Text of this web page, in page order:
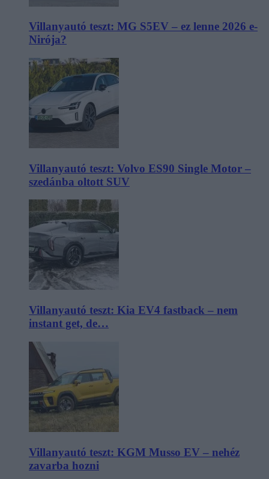
Villanyautó teszt: MG S5EV – ez lenne 2026 e-
Nirója?
Villanyautó teszt: Volvo ES90 Single Motor –
szedánba oltott SUV
Villanyautó teszt: Kia EV4 fastback – nem
instant get, de…
Villanyautó teszt: KGM Musso EV – nehéz
zavarba hozni